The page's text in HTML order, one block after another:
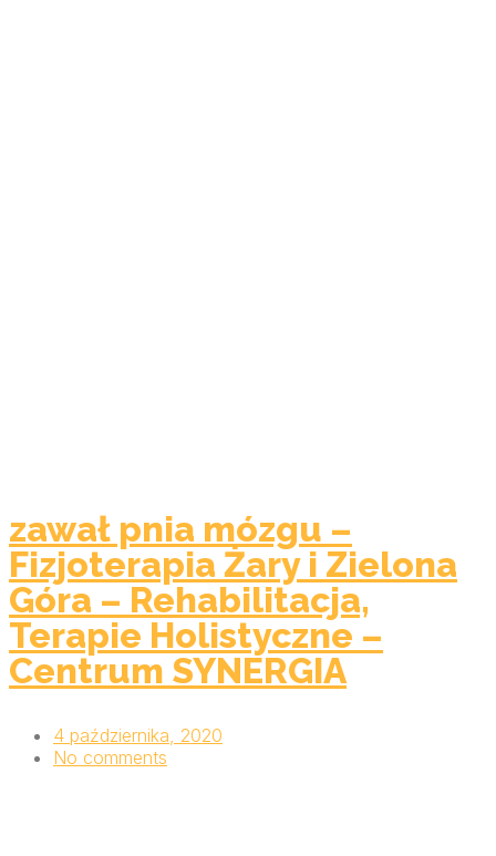
zawał pnia mózgu –
Fizjoterapia Żary i Zielona
Góra – Rehabilitacja,
Terapie Holistyczne –
Centrum SYNERGIA
4 października, 2020
No comments